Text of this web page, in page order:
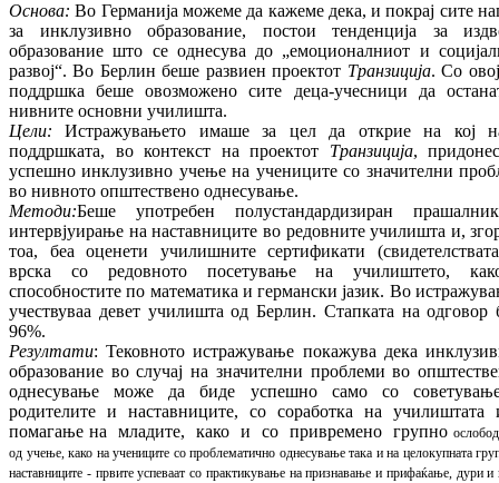
Основа:Во Германија можеме да кажеме дека, и покрај сите
за инклузивно образование, постои тенденција за
образование што се однесува до „емоционалниот и
развој“. Во Берлин беше развиен проектот Транзиција. Со
поддршка беше овозможено сите деца-учесници да
нивните основни училишта.
Цели:Истражувањето имаше за цел да открие на кој
поддршката, во контекст на проектот Транзиција,
успешно инклузивно учење на учениците со значителни
во нивното општествено однесување.
Методи:Беше употребен полустандардизиран
интервјуирање на наставниците во редовните училишта и,
тоа, беа оценети училишните сертификати
врска со редовното посетување на училиштето,
способностите по математика и германски јазик. Во
учествуваа девет училишта од Берлин. Стапката на одговор
96%.
Резултати: Тековното истражување покажува дека
образование во случај на значителни проблеми во
однесување може да биде успешно само со
родителите и наставниците, со соработка на училиштата
помагање на младите, како и со привремено групно
од учење, како на учениците со проблематично однесување така и на целокупната
наставниците - првите успеваат со практикување на признавање и прифаќање, дури и